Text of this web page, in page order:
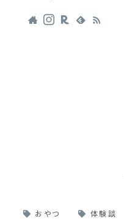
おやつ 体験談